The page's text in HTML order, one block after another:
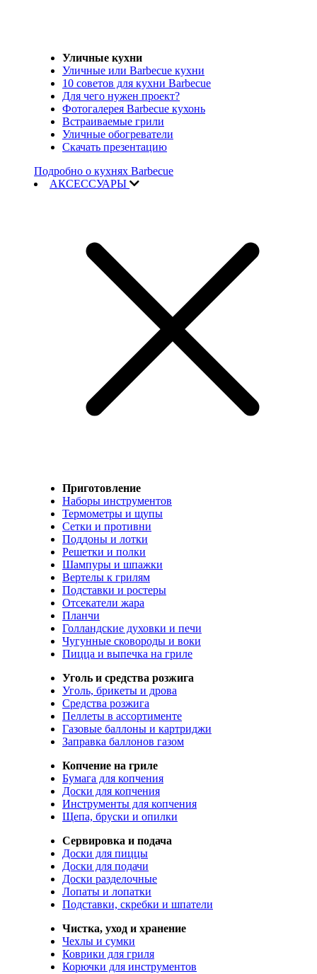
Уличные кухни
Уличные или Barbecue кухни
10 советов для кухни Barbecue
Для чего нужен проект?
Фотогалерея Barbecue кухонь
Встраиваемые грили
Уличные обогреватели
Скачать презентацию
Подробно о кухнях Barbecue
АКСЕССУАРЫ
Приготовление
Наборы инструментов
Термометры и щупы
Сетки и противни
Поддоны и лотки
Решетки и полки
Шампуры и шпажки
Вертелы к грилям
Подставки и ростеры
Отсекатели жара
Планчи
Голландские духовки и печи
Чугунные сковороды и воки
Пицца и выпечка на гриле
Уголь и средства розжига
Уголь, брикеты и дрова
Средства розжига
Пеллеты в ассортименте
Газовые баллоны и картриджи
Заправка баллонов газом
Копчение на гриле
Бумага для копчения
Доски для копчения
Инструменты для копчения
Щепа, бруски и опилки
Сервировка и подача
Доски для пиццы
Доски для подачи
Доски разделочные
Лопаты и лопатки
Подставки, скребки и шпатели
Чистка, уход и хранение
Чехлы и сумки
Коврики для гриля
Корючки для инструментов